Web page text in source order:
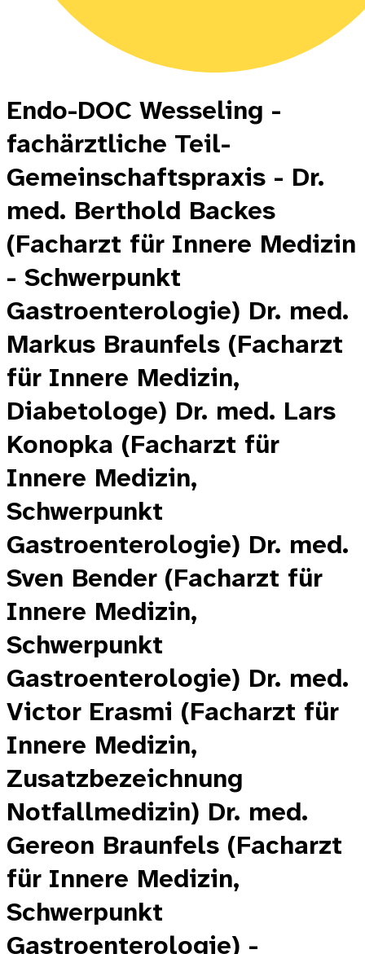
Endo-DOC Wesseling -
fachärztliche Teil-
Gemeinschaftspraxis - Dr.
med. Berthold Backes
(Facharzt für Innere Medizin
- Schwerpunkt
Gastroenterologie) Dr. med.
Markus Braunfels (Facharzt
für Innere Medizin,
Diabetologe) Dr. med. Lars
Konopka (Facharzt für
Innere Medizin,
Schwerpunkt
Gastroenterologie) Dr. med.
Sven Bender (Facharzt für
Innere Medizin,
Schwerpunkt
Gastroenterologie) Dr. med.
Victor Erasmi (Facharzt für
Innere Medizin,
Zusatzbezeichnung
Notfallmedizin) Dr. med.
Gereon Braunfels (Facharzt
für Innere Medizin,
Schwerpunkt
Gastroenterologie) -